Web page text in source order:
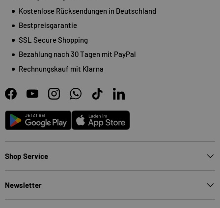
Kostenlose Rücksendungen in Deutschland
Bestpreisgarantie
SSL Secure Shopping
Bezahlung nach 30 Tagen mit PayPal
Rechnungskauf mit Klarna
FacebookYouTubeInstagramWhatsAppTikTokLinkedIn
Android App Store
Shop Service
Newsletter